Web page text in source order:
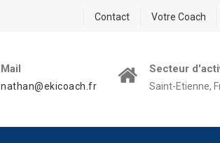
Contact Votre Coach
Mail
nathan@ekicoach.fr
Secteur
Saint-Etienne,